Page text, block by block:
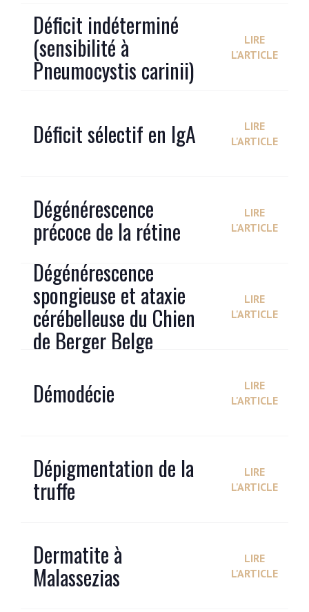
Déficit indéterminé
(sensibilité à
Pneumocystis carinii)
LIRE
L'ARTICLE
Déficit sélectif en IgA
LIRE
L'ARTICLE
Dégénérescence
précoce de la rétine
LIRE
L'ARTICLE
Dégénérescence
spongieuse et ataxie
cérébelleuse du Chien
de Berger Belge
LIRE
L'ARTICLE
Démodécie
LIRE
L'ARTICLE
Dépigmentation de la
truffe
LIRE
L'ARTICLE
Dermatite à
Malassezias
LIRE
L'ARTICLE